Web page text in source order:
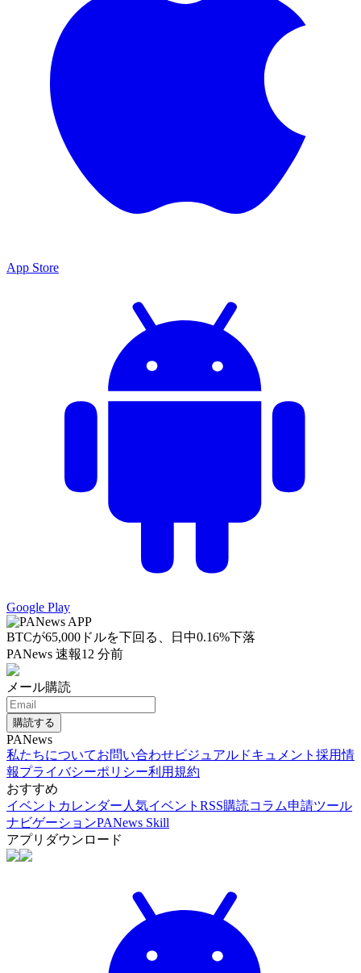
App Store
Google Play
BTCが65,000ドルを下回る、日中0.16%下落
PANews 速報12 分前
メール購読
購読する
PANews
私たちについてお問い合わせビジュアルドキュメント 採用情
報プライバシーポリシー利用規約
おすすめ
イベントカレンダー 人気イベント RSS購読コラム申請ツール
ナビゲーションPANews Skill
アプリダウンロード